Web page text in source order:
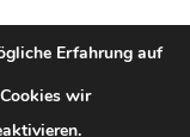
Verlags.
Erfahrung auf
wir